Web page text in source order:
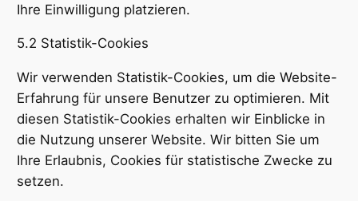
Ihre Einwilligung platzieren.
5.2 Statistik-Cookies
Wir verwenden Statistik-Cookies, um die Website-
Erfahrung für unsere Benutzer zu optimieren. Mit
diesen Statistik-Cookies erhalten wir Einblicke in
die Nutzung unserer Website. Wir bitten Sie um
Ihre Erlaubnis, Cookies für statistische Zwecke zu
setzen.